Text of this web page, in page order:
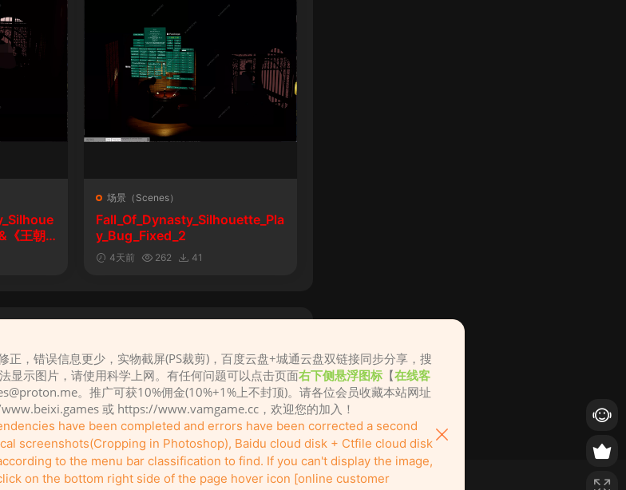
《王朝
场景（Scenes）
Fall_Of_Dynasty_Silhouette_Pla
y_Bug_Fixed_2
4天前 262 41
，错误信息更少，实物截屏(PS裁剪)，百度云盘+城通云盘双链接同步分享，搜
显示图片，请使用科学上网。有任何问题可以点击页面右下侧悬浮图标 【在线客
。推广可获10%佣金(10%+1%上不封顶)。请各位会员收藏本站网址
或 https://www.vamgame.cc，欢迎您的加入！
have been completed and errors have been corrected a second
screenshots(Cropping in Photoshop), Baidu cloud disk + Ctfile cloud disk
to the menu bar classification to find. If you can't display the image,
on the bottom right side of the page hover icon [online customer